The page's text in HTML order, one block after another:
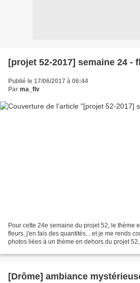
[projet 52-2017] semaine 24 -
Publié le 17/06/2017 à 06:44
Par ma_flv
Pour cette 24e semaine du projet 52, le thème
fleurs, j'en fais des quantités... et je me rends
photos liées à un thème en dehors du projet
[Drôme] ambiance